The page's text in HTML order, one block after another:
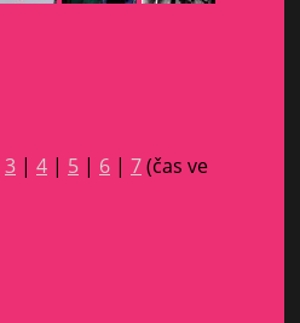
3 | 4 | 5 | 6 | 7(čas ve